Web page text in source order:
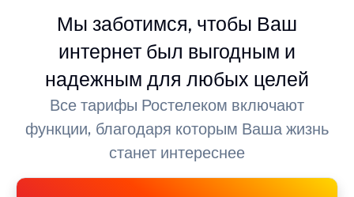
Мы заботимся, чтобы Ваш
интернет был выгодным и
надежным для любых целей
Все тарифы Ростелеком включают
функции, благодаря которым Ваша жизнь
станет интереснее